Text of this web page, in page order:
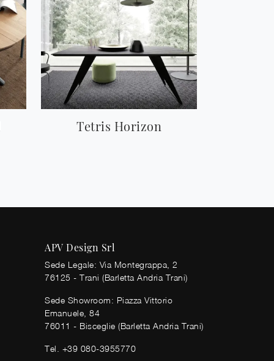
Tetris Horizon
APV Design Srl
Sede Legale: Via Montegrappa, 2
76125 - Trani (Barletta Andria Trani)
Sede Showroom: Piazza Vittorio
Emanuele, 84
76011 - Bisceglie (Barletta Andria Trani)
Tel. +39 080-3955770